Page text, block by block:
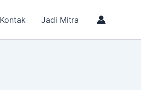
Kontak Jadi Mitra